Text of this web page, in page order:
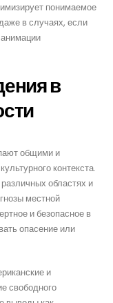
понимаемое
в случаях, если
в
общими и
контекста.
областях и
местной
и безопасное в
опасение или
и
свободного